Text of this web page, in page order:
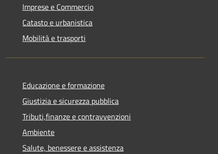
Imprese e Commercio
Catasto e urbanistica
Mobilità e trasporti
Educazione e formazione
Giustizia e sicurezza pubblica
Tributi,finanze e contravvenzioni
Ambiente
Salute, benessere e assistenza